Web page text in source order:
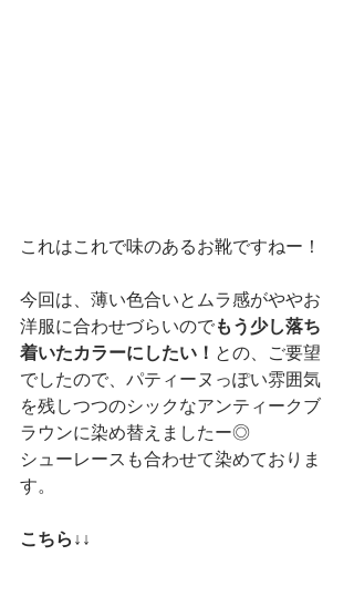
これはこれで味のあるお靴ですねー！
今回は、薄い色合いとムラ感がややお
洋服に合わせづらいのでもう少し落ち
着いたカラーにしたい！ との、ご要望
でしたので、パティーヌっぽい雰囲気
を残しつつのシックなアンティークブ
ラウンに染め替えましたー◎
シューレースも合わせて染めておりま
す。
こちら↓↓